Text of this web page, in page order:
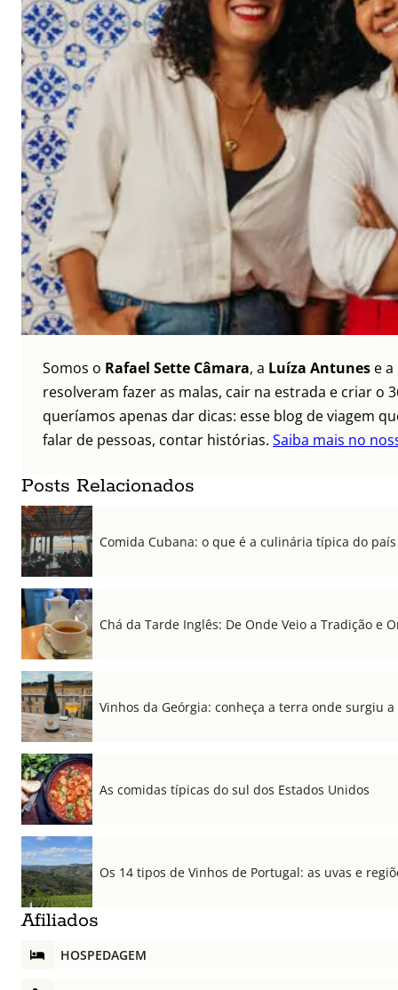
Somos o Rafael Sette Câmara, a Luíza Antunes e a
resolveram fazer as malas, cair na estrada e criar o
queríamos apenas dar dicas: esse blog de viagem
falar de pessoas, contar histórias. Saiba mais no
Posts Relacionados
Comida Cubana: o que é a culinária típica do país
Chá da Tarde Inglês: De Onde Veio a Tradição e
Vinhos da Geórgia: conheça a terra onde surgiu
As comidas típicas do sul dos Estados Unidos
Os 14 tipos de Vinhos de Portugal: as uvas e
Afiliados
HOSPEDAGEM